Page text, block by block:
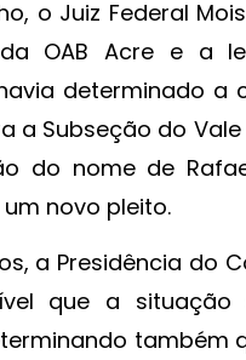
o Juiz Federal
OAB Acre e a
determinado
a Subseção do
do nome de
novo pleito.
a Presidência do
que a
também